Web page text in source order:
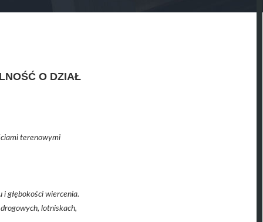
O DZIAŁ
terenowymi
głębokości wiercenia.
lotniskach,